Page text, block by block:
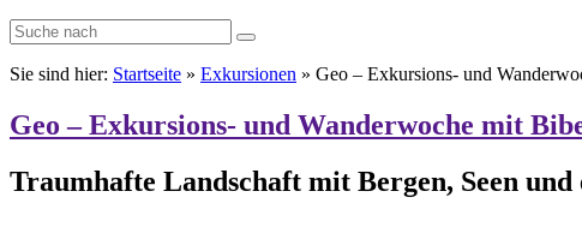
Sie sind hier: Startseite » Exkursionen » Geo – Exkursions- und
Geo – Exkursions- und Wanderwoche mit
Traumhafte Landschaft mit Bergen, Seen